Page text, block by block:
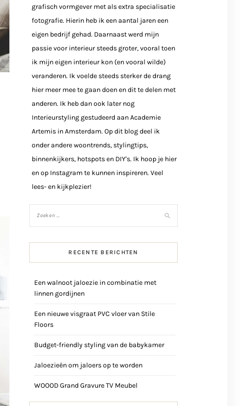
grafisch vormgever met als extra specialisatie
fotografie. Hierin heb ik een aantal jaren een
eigen bedrijf gehad. Daarnaast werd mijn
passie voor interieur steeds groter, vooral toen
ik mijn eigen interieur kon (en vooral wilde)
veranderen. Ik voelde steeds sterker de drang
hier meer mee te gaan doen en dit te delen met
anderen. Ik heb dan ook later nog
Interieurstyling gestudeerd aan Academie
Artemis in Amsterdam. Op dit blog deel ik
onder andere woontrends, stylingtips,
binnenkijkers, hotspots en DIY's. Ik hoop je hier
en op Instagram te kunnen inspireren. Veel
lees- en kijkplezier!
RECENTE BERICHTEN
Een walnoot jaloezie in combinatie met
linnen gordijnen
Een nieuwe visgraat PVC vloer van Stile
Floors
Budget-friendly styling van de babykamer
Jaloezieën om jaloers op te worden
WOOOD Grand Gravure TV Meubel